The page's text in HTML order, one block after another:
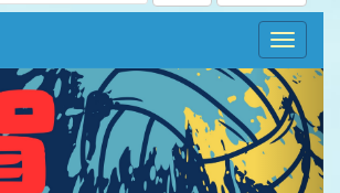
Toggle
Next